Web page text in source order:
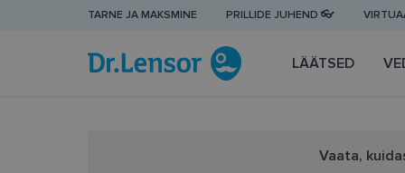
TARNE JA MAKSMINE PRILLIDE JUHEND 👓
LÄÄTSED
Vaata,